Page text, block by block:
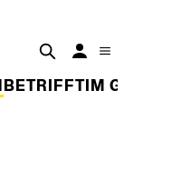
BETRIFFT IM